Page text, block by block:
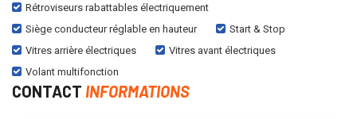
Rétroviseurs rabattables électriquement
Siège conducteur réglable en hauteur
Start & Stop
Vitres arrière électriques
Vitres avant électriques
Volant multifonction
CONTACT INFORMATIONS